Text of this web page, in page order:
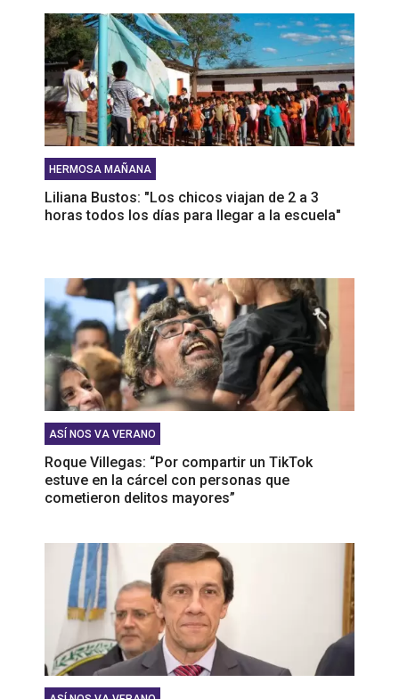
HERMOSA MAÑANA
Liliana Bustos: "Los chicos viajan de 2 a 3
horas todos los días para llegar a la escuela"
ASÍ NOS VA VERANO
Roque Villegas: “Por compartir un TikTok
estuve en la cárcel con personas que
cometieron delitos mayores”